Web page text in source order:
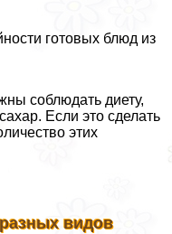
готовых блюд из
соблюдать диету,
Если это сделать
этих
видов